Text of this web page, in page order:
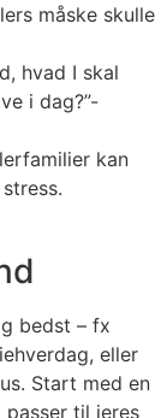
måske skulle
hvad I skal
i dag?”-
kan
bedst – fx
eller
Start med en
til jeres